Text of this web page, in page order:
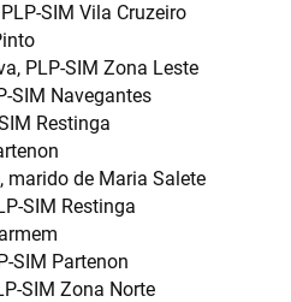
SIM Vila Cruzeiro
PLP-SIM Zona Leste
SIM Navegantes
Restinga
marido de Maria Salete
SIM Restinga
SIM Partenon
SIM Zona Norte